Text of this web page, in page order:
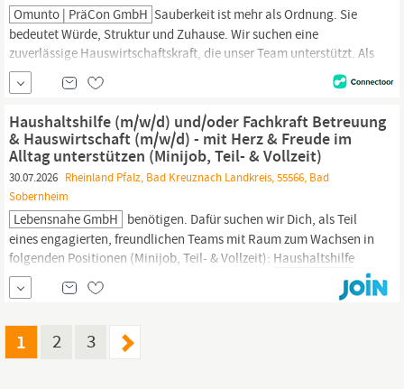
Omunto | PräCon GmbH Sauberkeit ist mehr als Ordnung. Sie
bedeutet Würde, Struktur und Zuhause. Wir suchen eine
zuverlässige Hauswirtschaftskraft, die unser Team unterstützt. Als
Hauswirtschaftskraft bist du für die Reinigung und die allgemeine
Haushaltshilfezuständig. Du arbeitest in einem dynamischen
Umfeld und trägst maßgeblich zur Wohlfühlatmosphäre unserer
Bewohner...
Haushaltshilfe (m/w/d) und/oder Fachkraft Betreuung
& Hauswirtschaft (m/w/d) - mit Herz & Freude im
Alltag unterstützen (Minijob, Teil- & Vollzeit)
30.07.2026 Rheinland Pfalz, Bad Kreuznach Landkreis, 55566, Bad
Sobernheim
Lebensnahe GmbH benötigen. Dafür suchen wir Dich, als Teil
eines engagierten, freundlichen Teams mit Raum zum Wachsen in
folgenden Positionen (Minijob, Teil- & Vollzeit): Haushaltshilfe
(m/w/d) - wir bilden dich hausintern für diese Tätigkeit weiter.
Betreuungskraft & Hauswirtschaft (m/w/d) - für qualifizierte
1 2 3